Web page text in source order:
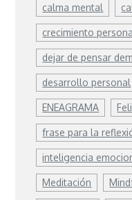
calma mental
crecimiento
dejar de pensar
desarrollo personal
ENEAGRAMA
frase para la
inteligencia
Meditación